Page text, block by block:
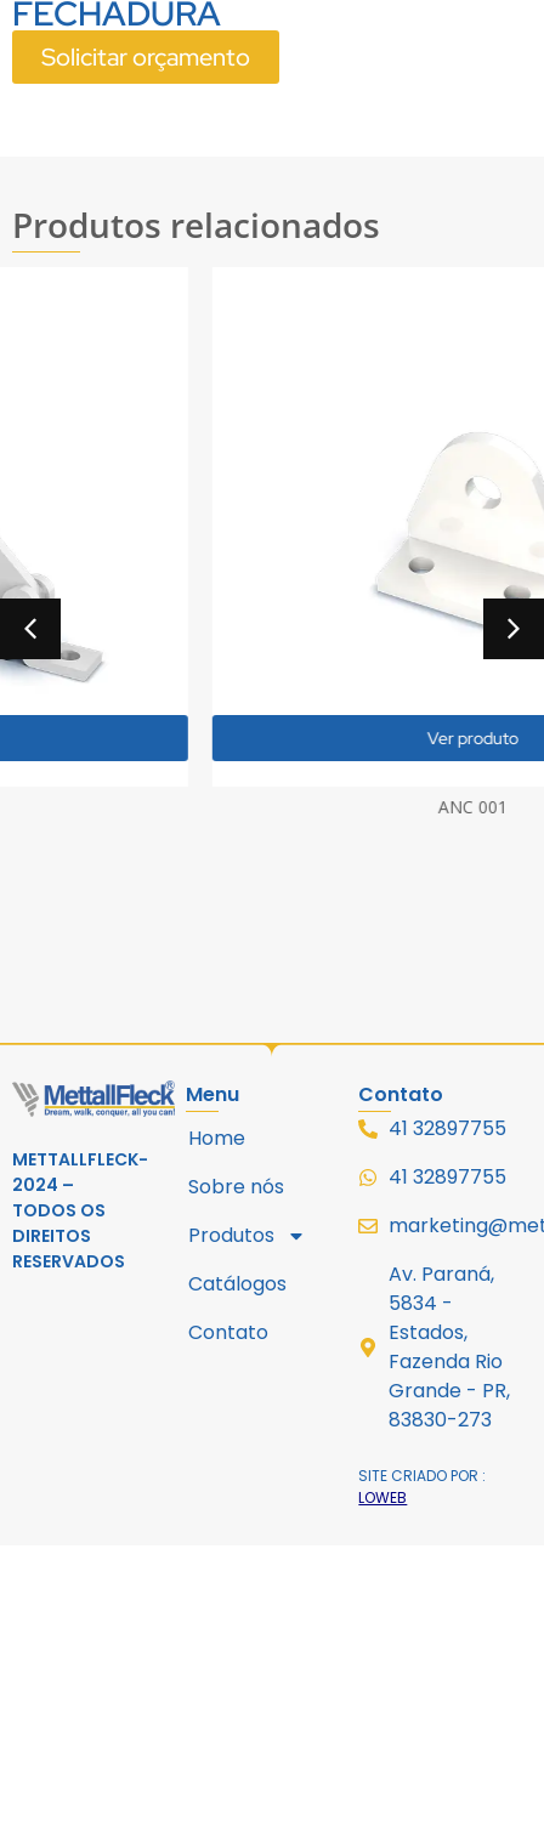
FECHADURA
Solicitar orçamento
Produtos relacionados
METTALLFLECK-
2024 –
TODOS OS
DIREITOS
RESERVADOS
Menu
Home
Sobre nós
Produtos
Catálogos
Contato
Contato
41 32897755
41 32897755
Av. Paraná,
5834 -
Estados,
Fazenda Rio
Grande - PR,
83830-273
SITE CRIADO POR :
LOWEB